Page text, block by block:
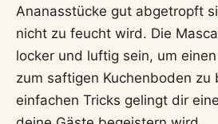
Ananasstücke gut abgetropft
nicht zu feucht wird. Die
locker und luftig sein, um
zum saftigen Kuchenboden zu
einfachen Tricks gelingt dir